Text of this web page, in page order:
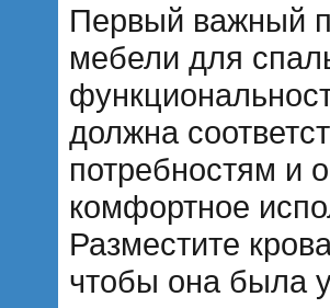
Первый важный
мебели для
должна
потребностям и
комфортное
Разместите
чтобы она была